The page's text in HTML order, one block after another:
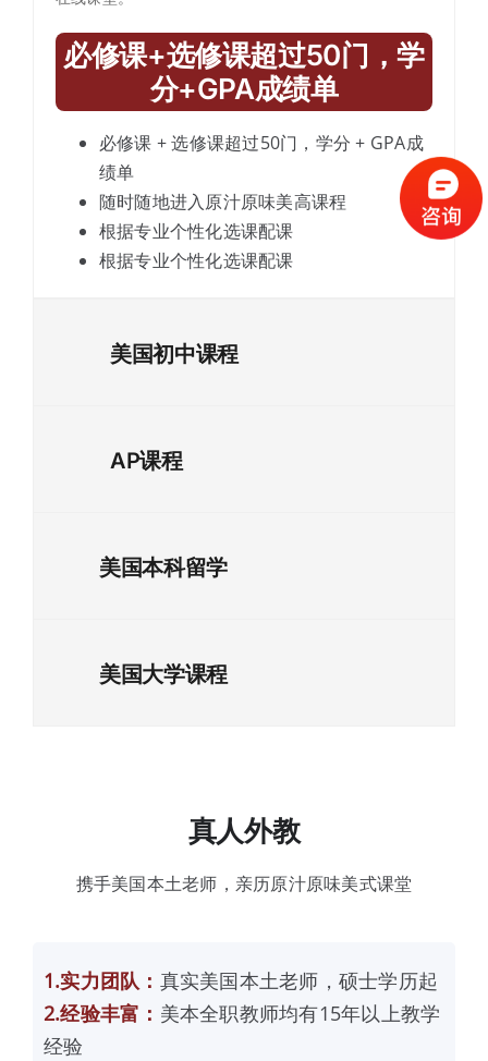
必修课+选修课超过50门，学
分+GPA成绩单
必修课 + 选修课超过50门，学分 + GPA成
绩单
随时随地进入原汁原味美高课程
根据专业个性化选课配课
根据专业个性化选课配课
美国初中课程
AP课程
美国本科留学
美国大学课程
真人外教
携手美国本土老师，亲历原汁原味美式课堂
1.实力团队： 真实美国本土老师，硕士学历起
2.经验丰富： 美本全职教师均有15年以上教学
经验